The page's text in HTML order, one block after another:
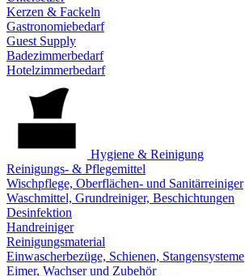
Kerzen & Fackeln
Gastronomiebedarf
Guest Supply
Badezimmerbedarf
Hotelzimmerbedarf
Hygiene & Reinigung
Reinigungs- & Pflegemittel
Wischpflege, Oberflächen- und Sanitärreiniger
Waschmittel, Grundreiniger, Beschichtungen
Desinfektion
Handreiniger
Reinigungsmaterial
Einwascherbezüge, Schienen, Stangensysteme
Eimer, Wachser und Zubehör